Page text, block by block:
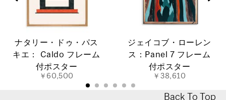
ナタリー・ドゥ・パス
キエ： Caldo フレーム
付ポスター
￥60,500
ジェイコブ・ローレン
ス：Panel 7 フレーム
付ポスター
￥38,610
Back To Top